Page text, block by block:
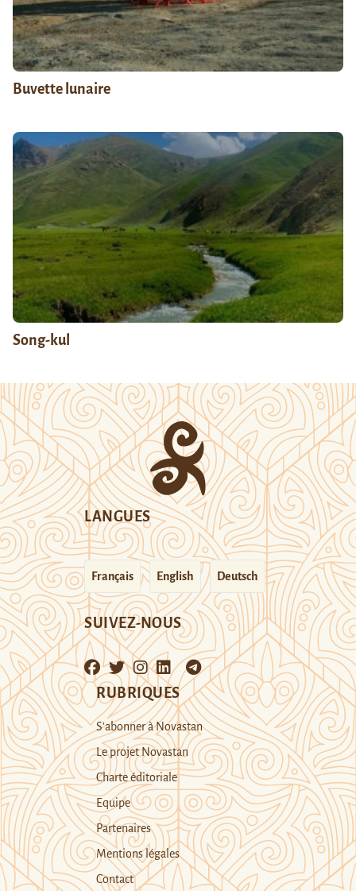
Buvette lunaire
Song-kul
LANGUES
Français English Deutsch
SUIVEZ-NOUS
RUBRIQUES
S’abonner à Novastan
Le projet Novastan
Charte éditoriale
Equipe
Partenaires
Mentions légales
Contact